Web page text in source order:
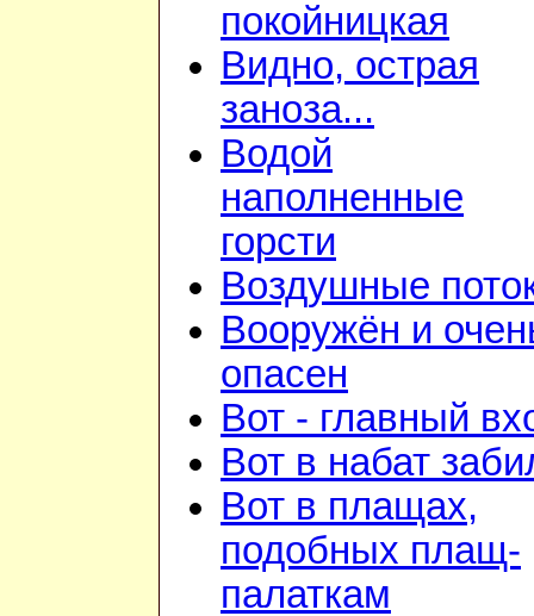
покойницкая
Видно, острая
заноза...
Водой
наполненные
горсти
Воздушные
Вооружён и
опасен
Вот - главный
Вот в набат
Вот в плащах,
подобных плащ-
палаткам